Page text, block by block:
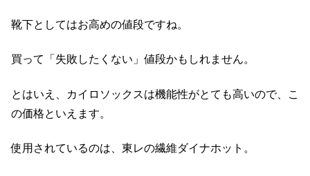
靴下としてはお高めの値段ですね。
買って「失敗したくない」値段かもしれません。
とはいえ、カイロソックスは機能性がとても高いので、こ
の価格といえます。
使用されているのは、東レの繊維ダイナホット。